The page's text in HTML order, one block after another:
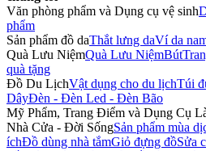
Văn phòng phẩm và Dụng cụ vệ sinh
phẩm
Sản phẩm đồ daThắt lưng daVí da
Quà Lưu NiệmQuà Lưu NiệmBút
quà tặng
Đồ Du LịchVật dụng cho du lịchTúi
DâyĐèn - Đèn Led - Đèn Bão
Mỹ Phẩm, Trang Điểm và Dụng Cụ
Nhà Cửa - Đời SốngSản phẩm mùa
íchĐồ dùng nhà tắmGiỏ đựng đồSửa